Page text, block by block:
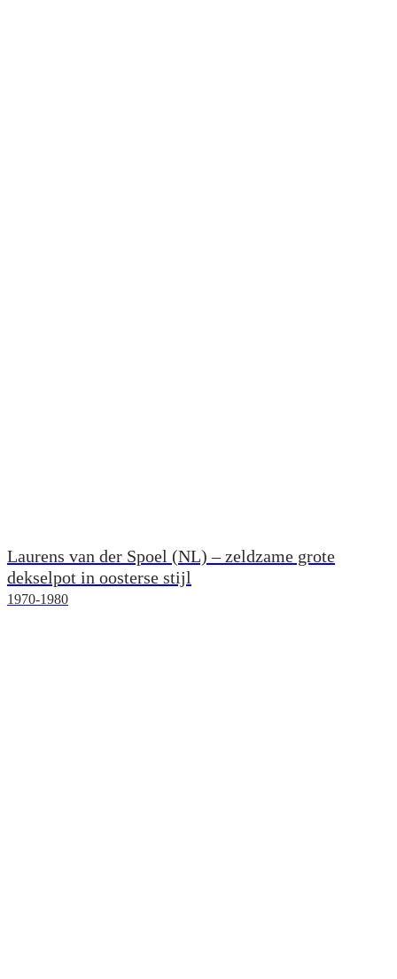
Laurens van der Spoel (NL) – zeldzame grote
dekselpot in oosterse stijl
1970-1980